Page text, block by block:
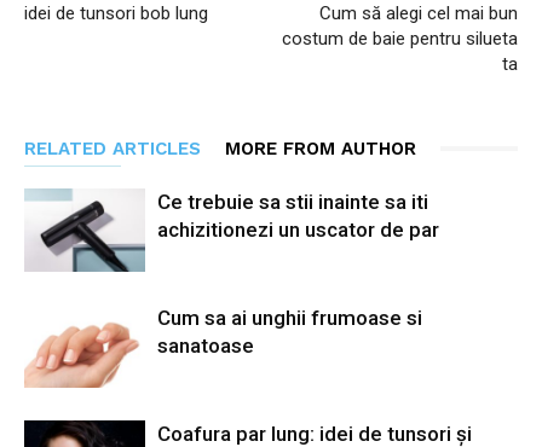
idei de tunsori bob lung
Cum să alegi cel mai bun
costum de baie pentru silueta
ta
RELATED ARTICLES MORE FROM AUTHOR
Ce trebuie sa stii inainte sa iti
achizitionezi un uscator de par
Cum sa ai unghii frumoase si
sanatoase
Coafura par lung: idei de tunsori și